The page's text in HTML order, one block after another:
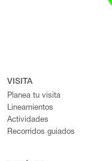
VISITA
Planea tu visita
Lineamientos
Actividades
Recorridos guiados